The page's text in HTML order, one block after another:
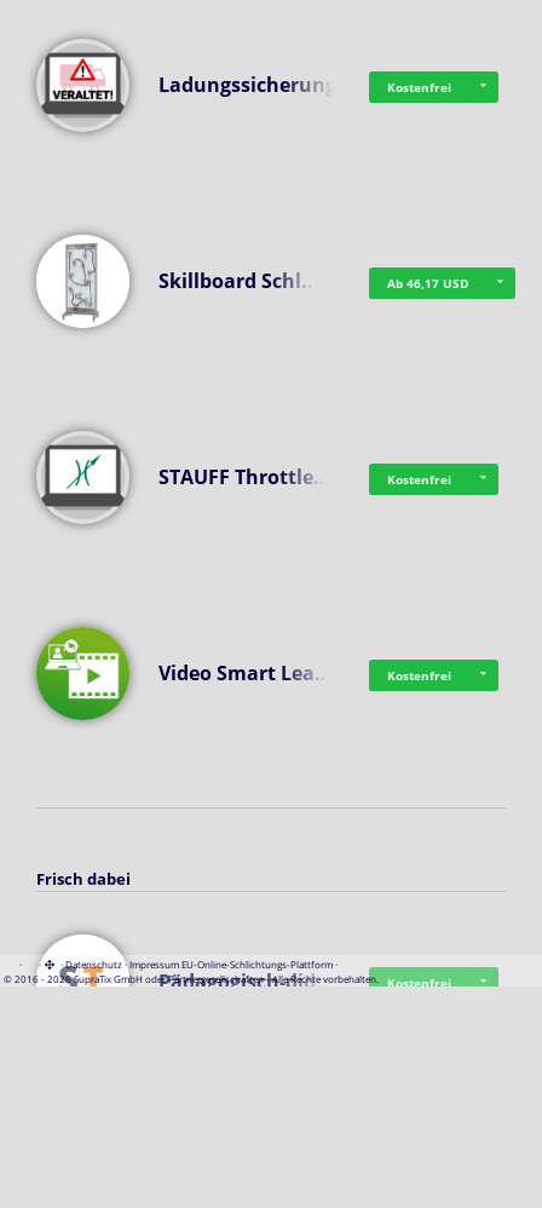
Ladungssicherung Kostenfrei
Skillboard Schl… Ab 46,17 USD
STAUFF Throttle… Kostenfrei
Video Smart Lea… Kostenfrei
Frisch dabei
Pädagogisch-did… Kostenfrei
· · ·Datenschutz·Impressum EU-Online-Schlichtungs-Plattform·
© 2016 - 2026 SupraTix GmbH oder Partnergesellschaften - Alle Rechte vorbehalten.